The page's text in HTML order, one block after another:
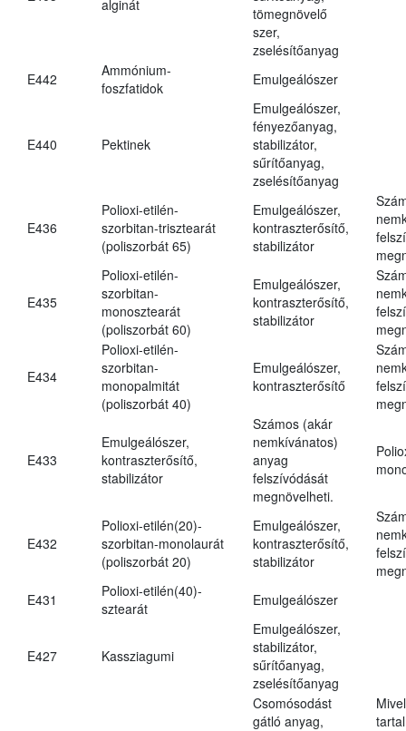
alginát
tömegnövelő
szer,
zselésítőanyag
E442
Ammónium-
foszfatidok
Emulgeálószer
E440 Pektinek
Emulgeálószer,
fényezőanyag,
stabilizátor,
sűrítőanyag,
zselésítőanyag
E436
Polioxi-etilén-
szorbitan-trisztearát
(poliszorbát 65)
Emulgeálószer,
kontraszterősítő,
stabilizátor
E435
Polioxi-etilén-
szorbitan-
monosztearát
(poliszorbát 60)
Emulgeálószer,
kontraszterősítő,
stabilizátor
E434
Polioxi-etilén-
szorbitan-
monopalmitát
(poliszorbát 40)
Emulgeálószer,
kontraszterősítő
E433
Emulgeálószer,
kontraszterősítő,
stabilizátor
Számos (akár
nemkívánatos)
anyag
felszívódását
megnövelheti.
E432
Polioxi-etilén(20)-
szorbitan-monolaurát
(poliszorbát 20)
Emulgeálószer,
kontraszterősítő,
stabilizátor
E431
Polioxi-etilén(40)-
sztearát
Emulgeálószer
E427 Kassziagumi
Emulgeálószer,
stabilizátor,
sűrítőanyag,
zselésítőanyag
Csomósodást
gátló anyag,